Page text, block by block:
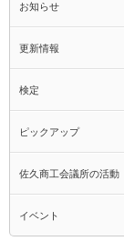
お知らせ
更新情報
検定
ピックアップ
佐久商工会議所の活動
イベント